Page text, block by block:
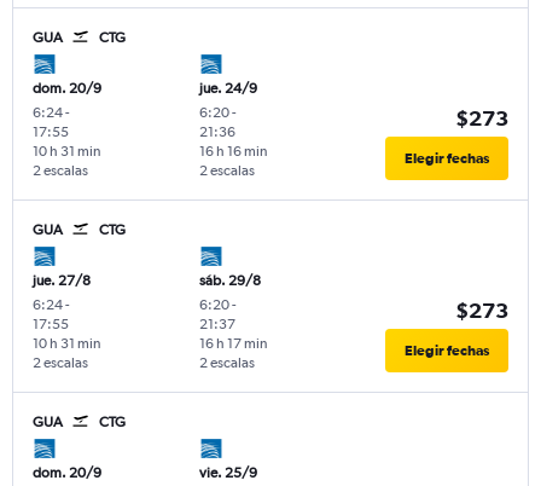
GUA CTG
dom. 20/9
6:24-
17:55
2 escalas
10 h 31 min
jue. 24/9
6:20-
21:36
2 escalas
16 h 16 min
$273
Elegir fechas
GUA CTG
jue. 27/8
6:24-
17:55
2 escalas
10 h 31 min
sáb. 29/8
6:20-
21:37
2 escalas
16 h 17 min
$273
Elegir fechas
GUA CTG
dom. 20/9
vie. 25/9